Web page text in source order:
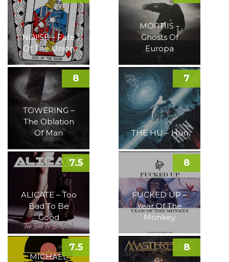
NOI!SE – Fate
Of The Union
MORTIIS –
Ghosts Of
Europa
TOWERING –
The Oblation
Of Man
8
THE HU – Hun
7
ALICATE – Too
Bad To Be
Good
7.5
FUCKED UP –
Year Of The
Monkey
8
MICHAEL
7.5 8